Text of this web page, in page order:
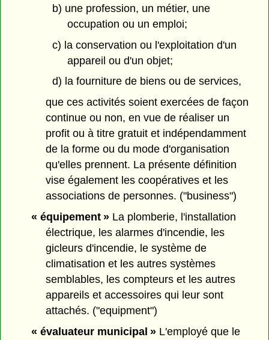
b) une profession, un métier, une
occupation ou un emploi;
c) la conservation ou l'exploitation d'un
appareil ou d'un objet;
d) la fourniture de biens ou de services,
que ces activités soient exercées de façon
continue ou non, en vue de réaliser un
profit ou à titre gratuit et indépendamment
de la forme ou du mode d'organisation
qu'elles prennent. La présente définition
vise également les coopératives et les
associations de personnes. ("business")
« équipement »La plomberie, l'installation
électrique, les alarmes d'incendie, les
gicleurs d'incendie, le système de
climatisation et les autres systèmes
semblables, les compteurs et les autres
appareils et accessoires qui leur sont
attachés. ("equipment")
« évaluateur municipal »L'employé que le